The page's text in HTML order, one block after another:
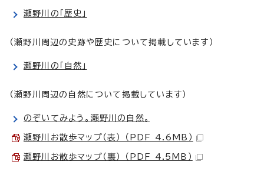
瀬野川の「歴史」
（瀬野川周辺の史跡や歴史について掲載しています）
瀬野川の「自然」
（瀬野川周辺の自然について掲載しています）
のぞいてみよう。瀬野川の自然。
瀬野川お散歩マップ（表） （PDF 4.6MB）
瀬野川お散歩マップ（裏） （PDF 4.5MB）